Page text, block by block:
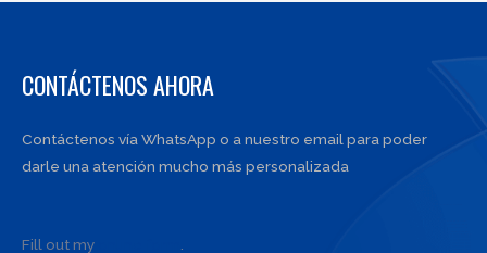
CONTÁCTENOS AHORA
Contáctenos vía WhatsApp o a nuestro email para poder
darle una atención mucho más personalizada
Fill out my